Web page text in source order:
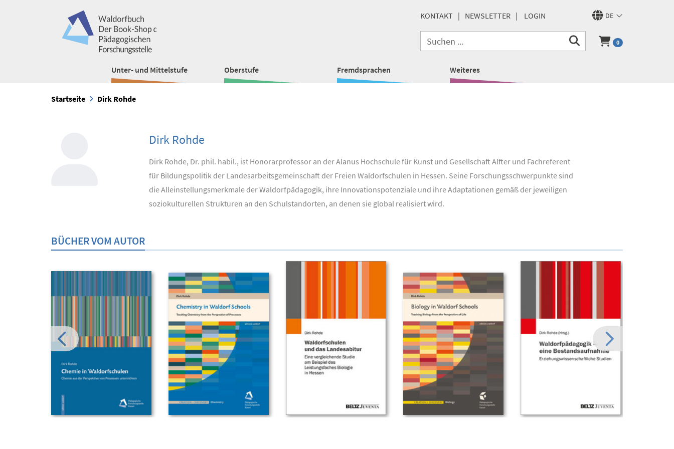
DE
KONTAKT NEWSLETTER LOGIN
0
Unter- und Mittelstufe Oberstufe Fremdsprachen Weiteres
Startseite Dirk Rohde
Dirk Rohde
Dirk Rohde, Dr. phil. habil., ist Honorarprofessor an der Alanus Hochschule für Kunst und Gesellschaft Alfter und Fachreferent
für Bildungspolitik der Landesarbeitsgemeinschaft der Freien Waldorfschulen in Hessen. Seine Forschungsschwerpunkte sind
die Alleinstellungsmerkmale der Waldorfpädagogik, ihre Innovationspotenziale und ihre Adaptationen gemäß der jeweiligen
soziokulturellen Strukturen an den Schulstandorten, an denen sie global realisiert wird.
BÜCHER VOM AUTOR